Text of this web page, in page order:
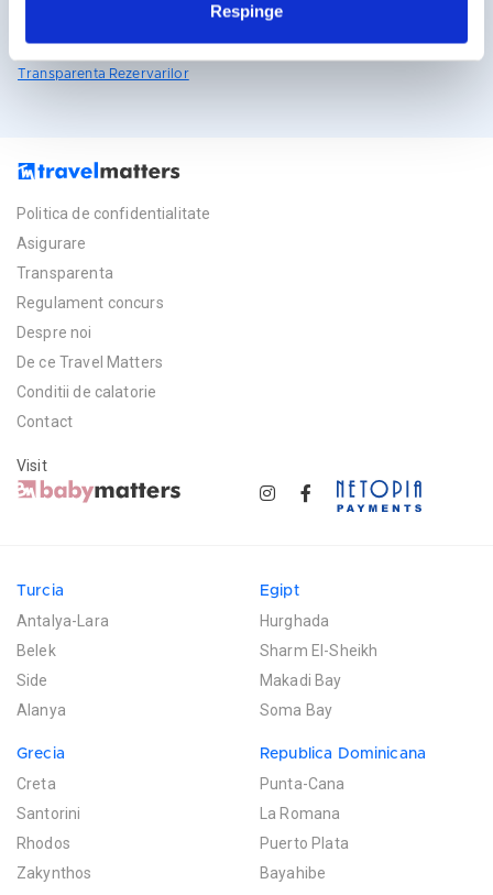
Respinge
Vezi Licenta de Turism
Transparenta Rezervarilor
Politica de confidentialitate
Asigurare
Transparenta
Regulament concurs
Despre noi
De ce Travel Matters
Conditii de calatorie
Contact
Visit
Turcia
Antalya-Lara
Belek
Side
Alanya
Egipt
Hurghada
Sharm El-Sheikh
Makadi Bay
Soma Bay
Grecia
Creta
Santorini
Rhodos
Zakynthos
Republica Dominicana
Punta-Cana
La Romana
Puerto Plata
Bayahibe